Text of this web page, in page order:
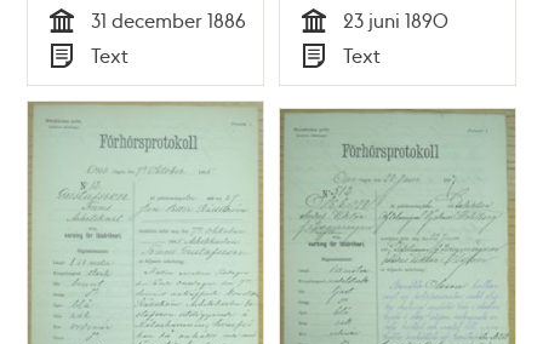
förhörsprotokoll
Tid
31 december 1886
Typ
Text
polisförhör
Tid
23 juni 1890
Typ
Text